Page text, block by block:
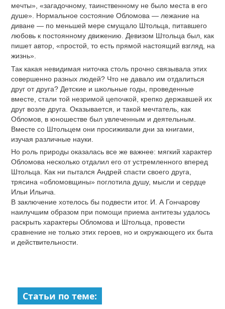
мечты», «загадочному, таинственному не было места в его
душе». Нормальное состояние Обломова — лежание на
диване — по меньшей мере смущало Штольца, питавшего
любовь к постоянному движению. Девизом Штольца был, как
пишет автор, «простой, то есть прямой настоящий взгляд, на
жизнь».
Так какая невидимая ниточка столь прочно связывала этих
совершенно разных людей? Что не давало им отдалиться
друг от друга? Детские и школьные годы, проведенные
вместе, стали той незримой цепочкой, крепко державшей их
друг возле друга. Оказывается, и такой мечтатель, как
Обломов, в юношестве был увлеченным и деятельным.
Вместе со Штольцем они просиживали дни за книгами,
изучая различные науки.
Но роль природы оказалась все же важнее: мягкий характер
Обломова несколько отдалил его от устремленного вперед
Штольца. Как ни пытался Андрей спасти своего друга,
трясина «обломовщины» поглотила душу, мысли и сердце
Ильи Ильича.
В заключение хотелось бы подвести итог. И. А Гончарову
наилучшим образом при помощи приема антитезы удалось
раскрыть характеры Обломова и Штольца, провести
сравнение не только этих героев, но и окружающего их быта
и действительности.
Статьи по теме: